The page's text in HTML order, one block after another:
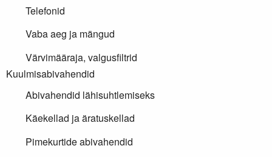
Telefonid
Vaba aeg ja mängud
Värvimääraja, valgusfiltrid
Kuulmisabivahendid
Abivahendid lähisuhtlemiseks
Käekellad ja äratuskellad
Pimekurtide abivahendid